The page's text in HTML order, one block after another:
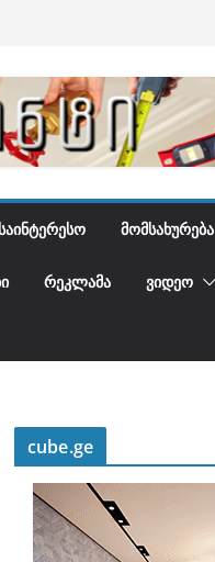
ᲡᲐᲘᲜᲢᲔᲠᲔᲡᲝ ᲛᲝᲛᲡᲐᲮᲣᲠᲔᲑᲐ
ᲠᲔᲙᲚᲐᲛᲐ ᲕᲘᲓᲔᲝ
cube.ge